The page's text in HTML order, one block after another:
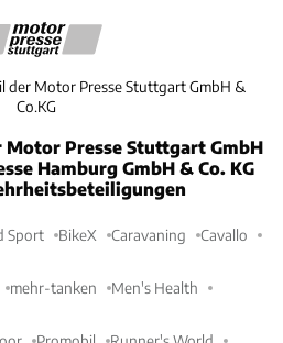
der Motor Presse Stuttgart GmbH &
Co.KG
Presse Stuttgart GmbH
Hamburg GmbH & Co. KG
Sport BikeX Caravaning Cavallo
mehr-tanken Men's Health